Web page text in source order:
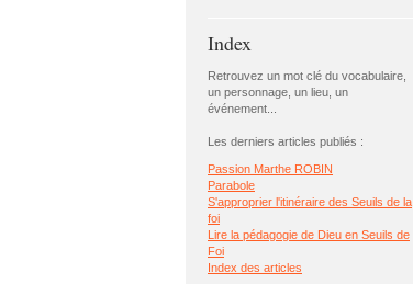
Index
Retrouvez un mot clé du vocabulaire,
un personnage, un lieu, un
événement...
Les derniers articles publiés :
Passion Marthe ROBIN
Parabole
S'approprier l'itinéraire des Seuils de la
foi
Lire la pédagogie de Dieu en Seuils de
Foi
Index des articles